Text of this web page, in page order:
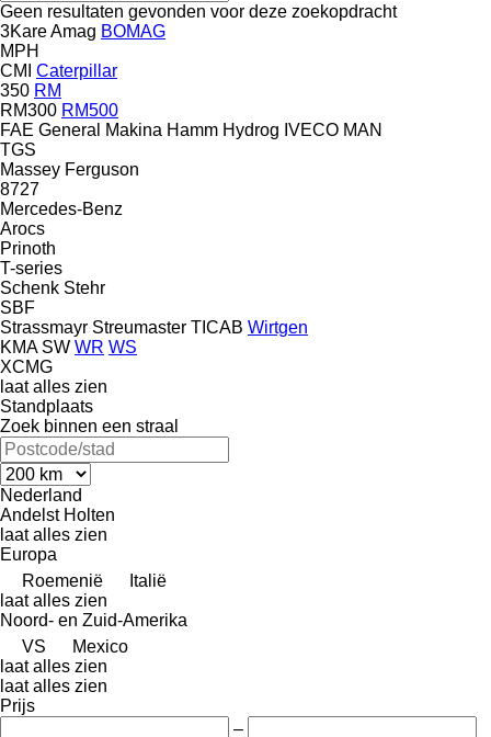
Geen resultaten gevonden voor deze zoekopdracht
3KareAmag BOMAG
MPH
CMI Caterpillar
350 RM
RM300 RM500
FAE General Makina Hamm Hydrog IVECO MAN
TGS
Massey Ferguson
8727
Mercedes-Benz
Arocs
Prinoth
T-series
Schenk Stehr
SBF
Strassmayr Streumaster TICAB Wirtgen
KMA SW WR WS
XCMG
laat alles zien
Standplaats
Zoek binnen een straal
Nederland
Andelst Holten
laat alles zien
Europa
Roemenië
Italië
laat alles zien
Noord- en Zuid-Amerika
VS
Mexico
laat alles zien
laat alles zien
Prijs
–